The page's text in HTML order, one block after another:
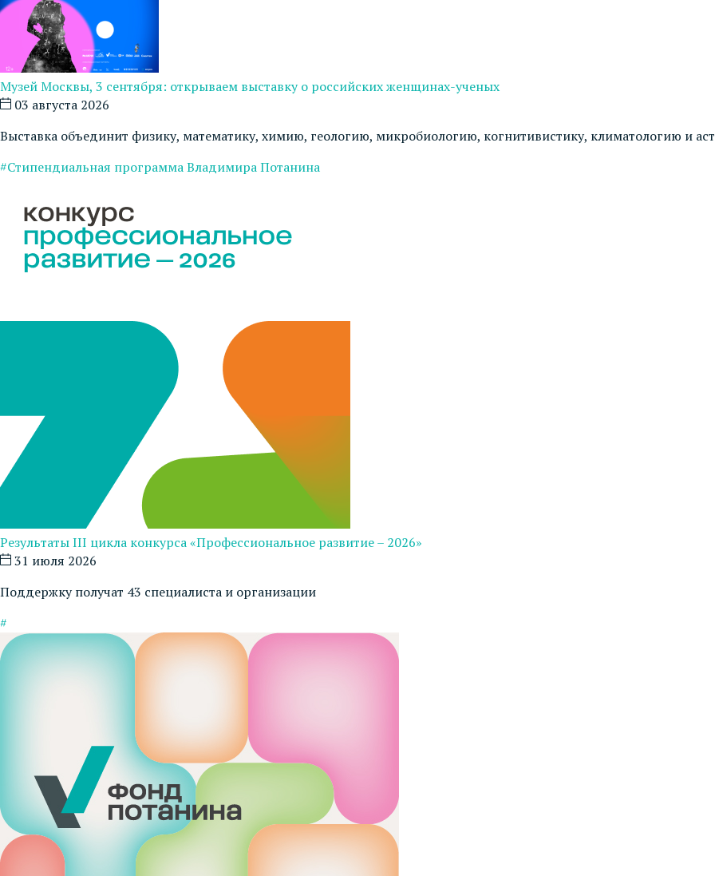
Музей Москвы, 3 сентября: открываем выставку о российских женщинах-ученых
03 августа 2026
Выставка объединит физику, математику, химию, геологию, микробиологию, когнитивистику, климатологию и
#Стипендиальная программа Владимира Потанина
Результаты III цикла конкурса «Профессиональное развитие – 2026»
31 июля 2026
Поддержку получат 43 специалиста и организации
#